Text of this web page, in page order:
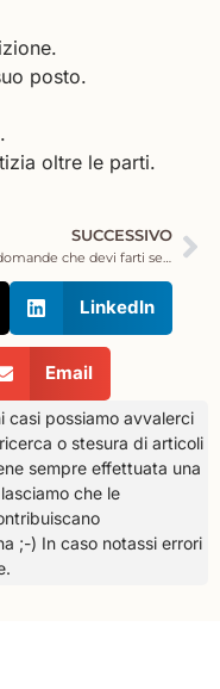
posto.
oltre le parti.
SUCCESSIVO
Le tre domande che devi farti se vuoi migliorare DAVVERO le tue relazioni
LinkedIn
Email
casi possiamo avvalerci
o stesura di articoli
sempre effettuata una
che le
;-) In caso notassi errori